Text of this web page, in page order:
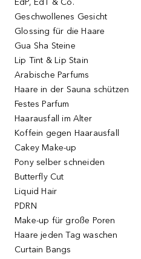
EdP, EdT & Co.
Geschwollenes Gesicht
Glossing für die Haare
Gua Sha Steine
Lip Tint & Lip Stain
Arabische Parfums
Haare in der Sauna schützen
Festes Parfum
Haarausfall im Alter
Koffein gegen Haarausfall
Cakey Make-up
Pony selber schneiden
Butterfly Cut
Liquid Hair
PDRN
Make-up für große Poren
Haare jeden Tag waschen
Curtain Bangs